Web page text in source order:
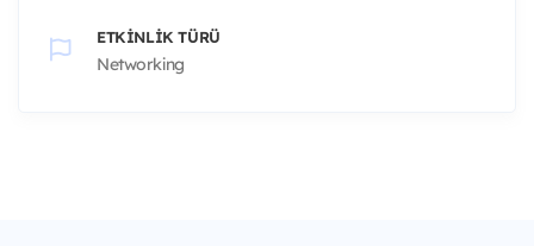
ETKINLIK TÜRÜ
Networking